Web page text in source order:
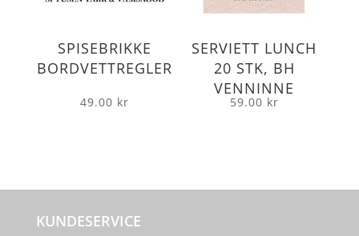
SPISEBRIKKE
BORDVETTREGLER
49.00 kr
SERVIETT LUNCH
20 STK, BH
VENNINNE
59.00 kr
KUNDESERVICE